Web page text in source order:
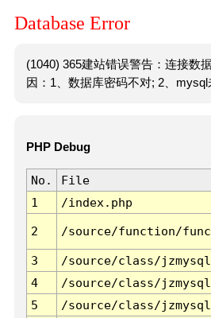
Database Error
(1040) 365建站错误警告：连接数
因：1、数据库密码不对; 2、mysql
PHP Debug
No. File
1
/index.php
2 /source/function/
3 /source/class/
4
/source/class/
5
/source/class/